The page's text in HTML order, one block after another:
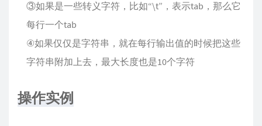
③如果是一些转义字符，比如“\t”，表示tab，那么它
每行一个tab
④如果仅仅是字符串，就在每行输出值的时候把这些
字符串附加上去，最大长度也是10个字符
操作实例